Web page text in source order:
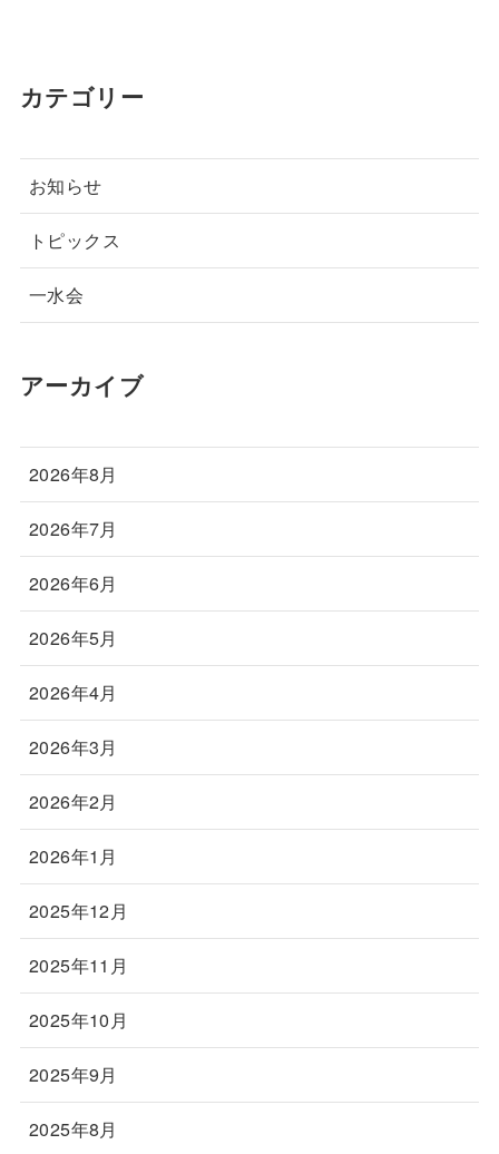
カテゴリー
お知らせ
トピックス
一水会
アーカイブ
2026年8月
2026年7月
2026年6月
2026年5月
2026年4月
2026年3月
2026年2月
2026年1月
2025年12月
2025年11月
2025年10月
2025年9月
2025年8月